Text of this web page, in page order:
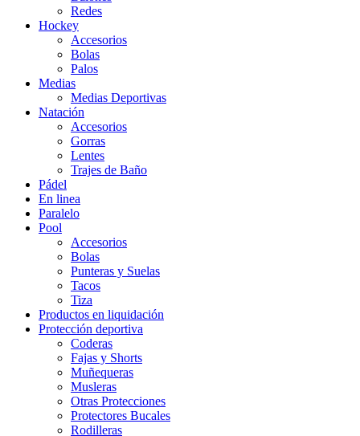
Redes
Hockey
Accesorios
Bolas
Palos
Medias
Medias Deportivas
Natación
Accesorios
Gorras
Lentes
Trajes de Baño
Pádel
En linea
Paralelo
Pool
Accesorios
Bolas
Punteras y Suelas
Tacos
Tiza
Productos en liquidación
Protección deportiva
Coderas
Fajas y Shorts
Muñequeras
Musleras
Otras Protecciones
Protectores Bucales
Rodilleras